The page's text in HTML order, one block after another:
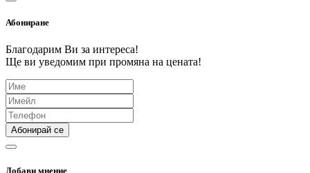
Абониране
Благодарим Ви за интереса!
Ще ви уведомим при промяна на цената!
Абонирай се
Добави мнение